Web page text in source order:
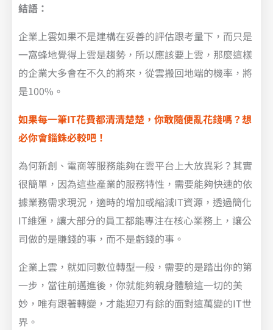
結語：
企業上雲如果不是建構在妥善的評估跟考量下，而只是
一窩蜂地覺得上雲是趨勢，所以應該要上雲，那麼這樣
的企業大多會在不久的將來，從雲搬回地端的機率，將
是100%。
如果每一筆IT花費都清清楚楚，你敢隨便亂花錢嗎？想
必你會錙銖必較吧！
為何新創、電商等服務能夠在雲平台上大放異彩？其實
很簡單，因為這些產業的服務特性，需要能夠快速的依
據業務需求現況，適時的增加或縮減IT資源，透過簡化
IT維運，讓大部分的員工都能專注在核心業務上，讓公
司做的是賺錢的事，而不是虧錢的事。
企業上雲，就如同數位轉型一般，需要的是踏出你的第
一步，當往前邁進後，你就能夠親身體驗這一切的美
妙，唯有跟著轉變，才能迎刃有餘的面對這萬變的IT世
界。